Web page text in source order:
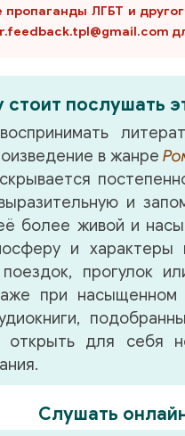
пропаганды ЛГБТ и
стоит послушать
в жанре
и
более живой и
и
прогулок
при
открыть для себя
Слушать